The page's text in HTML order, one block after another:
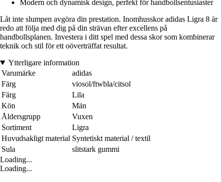
Modern och dynamisk design, perfekt för handbollsentusiaster
Låt inte slumpen avgöra din prestation. Inomhusskor adidas Ligra 8 är
redo att följa med dig på din strävan efter excellens på
handbollsplanen. Investera i ditt spel med dessa skor som kombinerar
teknik och stil för ett oöverträffat resultat.
Ytterligare information
Varumärke
adidas
Färg
viosol/ftwbla/citsol
Färg
Lila
Kön
Män
Åldersgrupp
Vuxen
Sortiment
Ligra
Huvudsakligt material Syntetiskt material / textil
Sula
slitstark gummi
Loading...
Loading...